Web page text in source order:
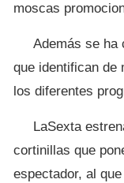
moscas
Además se ha
que identifican de
los diferentes
LaSexta
cortinillas que
espectador, al